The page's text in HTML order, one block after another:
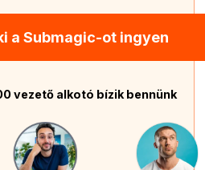
a Submagic-ot ingyen
vezető alkotó bízik bennünk